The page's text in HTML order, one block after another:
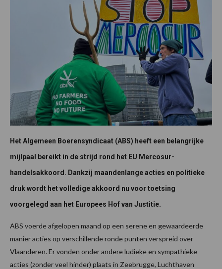
Het Algemeen Boerensyndicaat (ABS) heeft een belangrijke
mijlpaal bereikt in de strijd rond het EU Mercosur-
handelsakkoord. Dankzij maandenlange acties en politieke
druk wordt het volledige akkoord nu voor toetsing
voorgelegd aan het Europees Hof van Justitie.
ABS voerde afgelopen maand op een serene en gewaardeerde
manier acties op verschillende ronde punten verspreid over
Vlaanderen. Er vonden onder andere ludieke en sympathieke
acties (zonder veel hinder) plaats in Zeebrugge, Luchthaven